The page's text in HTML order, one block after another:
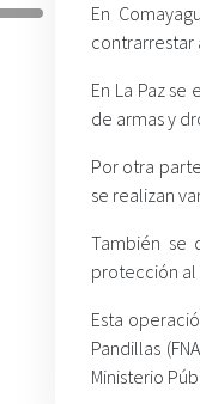
En
contrarrestar
En La Paz
de armas y
Por otra
se realizan
También se
protección al
Esta
Pandillas
Ministerio